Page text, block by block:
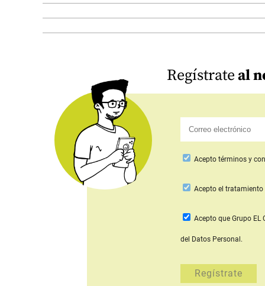
Regístrateal
Acepto términos y
Aceptoel tratamiento
Acepto que Grupo EL
del Datos Personal.